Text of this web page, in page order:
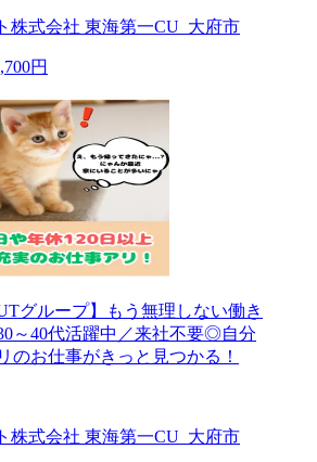
株式会社 東海第一CU_大府市
円
グループ】もう無理しない働き
～40代活躍中／来社不要◎自分
のお仕事がきっと見つかる！
株式会社 東海第一CU_大府市